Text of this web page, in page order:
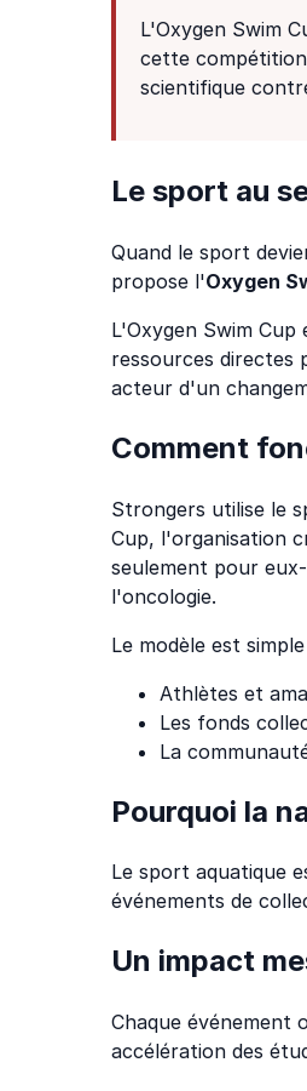
L'Oxygen Swim
cette
scientifique
Le sport au
Quand le sport
propose l'Oxygen
L'Oxygen Swim
ressources directes
acteur d'un
Comment
Strongers utilise le
Cup, l'organisation
seulement pour
l'oncologie.
Le modèle est
Athlètes et
Les fonds
La
Pourquoi la
Le sport aquatique
événements de
Un impact
Chaque événement
accélération des